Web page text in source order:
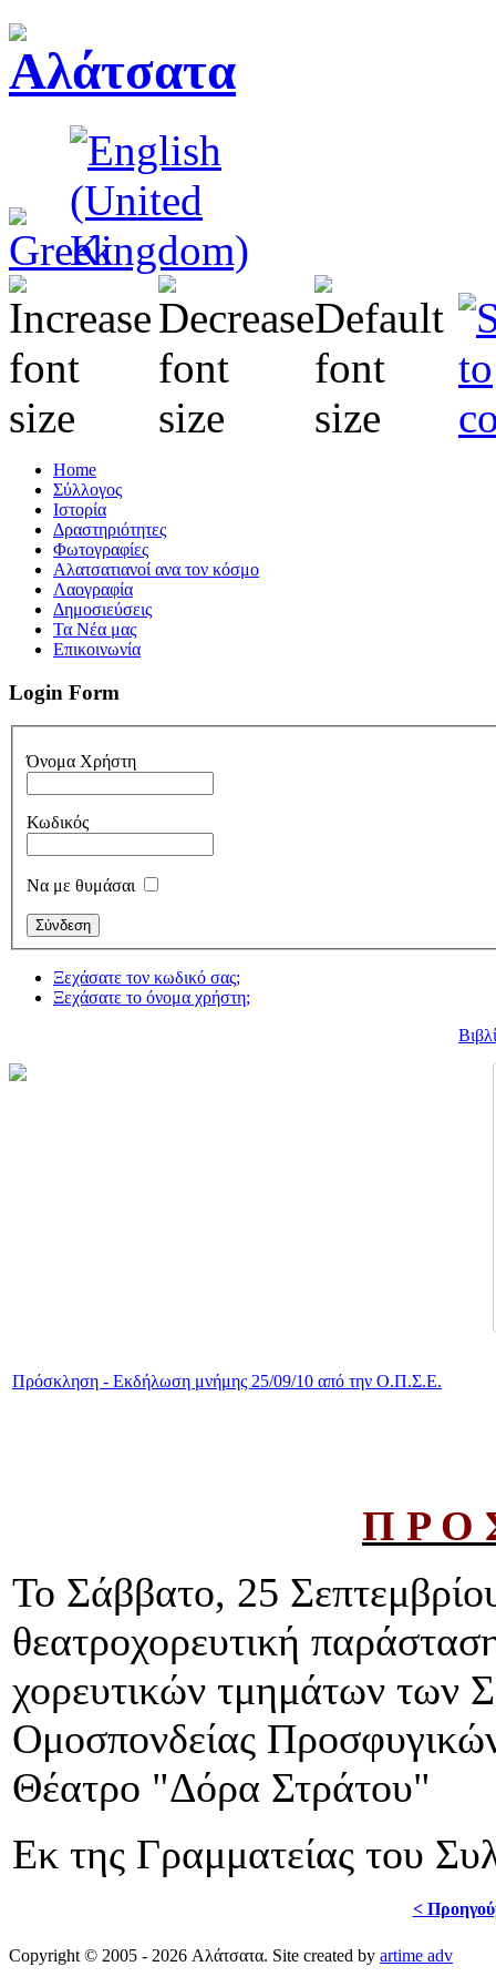
Home
Σύλλογος
Iστορία
Δραστηριότητες
Φωτογραφίες
Αλατσατιανοί ανα τον κόσμο
Λαογραφία
Δημοσιεύσεις
Τα Νέα μας
Επικοινωνία
Login Form
Όνομα Χρήστη
Κωδικός
Να με θυμάσαι
Ξεχάσατε τον κωδικό σας;
Ξεχάσατε το όνομα χρήστη;
Πρόσκληση - Εκδήλωση μνήμης 25/09/10 από την Ο.Π.Σ.Ε.
Π Ρ Ο
Το Σάββατο, 25
θεατροχορευτική
χορευτικών τμημάτων των
Ομοσπονδείας
Θέατρο "Δόρα Στράτου"
Εκ της Γραμματείας του
<
Copyright © 2005 - 2026 Αλάτσατα. Site created by artime adv